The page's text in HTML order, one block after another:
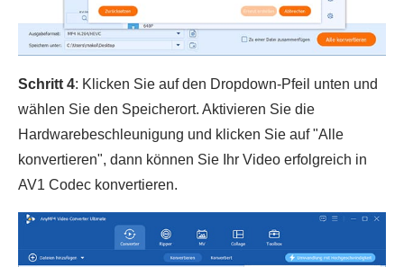
Schritt 4: Klicken Sie auf den Dropdown-Pfeil unten und
wählen Sie den Speicherort. Aktivieren Sie die
Hardwarebeschleunigung und klicken Sie auf "Alle
konvertieren", dann können Sie Ihr Video erfolgreich in
AV1 Codec konvertieren.